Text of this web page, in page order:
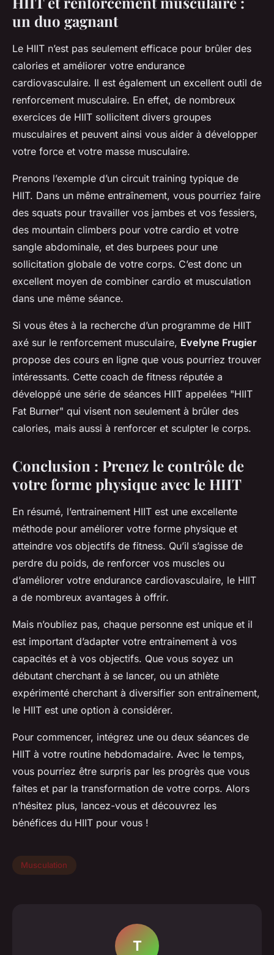
un duo gagnant
Le HIIT n’est pas seulement efficace pour brûler des
calories et améliorer votre endurance
cardiovasculaire. Il est également un excellent outil de
renforcement musculaire. En effet, de nombreux
exercices de HIIT sollicitent divers groupes
musculaires et peuvent ainsi vous aider à développer
votre force et votre masse musculaire.
Prenons l’exemple d’un circuit training typique de
HIIT. Dans un même entraînement, vous pourriez faire
des squats pour travailler vos jambes et vos fessiers,
des mountain climbers pour votre cardio et votre
sangle abdominale, et des burpees pour une
sollicitation globale de votre corps. C’est donc un
excellent moyen de combiner cardio et musculation
dans une même séance.
Si vous êtes à la recherche d’un programme de HIIT
axé sur le renforcement musculaire, Evelyne Frugier
propose des cours en ligne que vous pourriez trouver
intéressants. Cette coach de fitness réputée a
développé une série de séances HIIT appelées "HIIT
Fat Burner" qui visent non seulement à brûler des
calories, mais aussi à renforcer et sculpter le corps.
Conclusion : Prenez le contrôle de
votre forme physique avec le HIIT
En résumé, l’entrainement HIIT est une excellente
méthode pour améliorer votre forme physique et
atteindre vos objectifs de fitness. Qu’il s’agisse de
perdre du poids, de renforcer vos muscles ou
d’améliorer votre endurance cardiovasculaire, le HIIT
a de nombreux avantages à offrir.
Mais n’oubliez pas, chaque personne est unique et il
est important d’adapter votre entrainement à vos
capacités et à vos objectifs. Que vous soyez un
débutant cherchant à se lancer, ou un athlète
expérimenté cherchant à diversifier son entraînement,
le HIIT est une option à considérer.
Pour commencer, intégrez une ou deux séances de
HIIT à votre routine hebdomadaire. Avec le temps,
vous pourriez être surpris par les progrès que vous
faites et par la transformation de votre corps. Alors
n’hésitez plus, lancez-vous et découvrez les
bénéfices du HIIT pour vous !
Musculation
T